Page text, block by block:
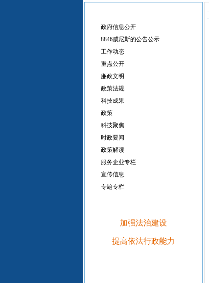
政府信息公开
8846威尼斯的公告公示
工作动态
重点公开
廉政文明
政策法规
科技成果
政策
科技聚焦
时政要闻
政策解读
服务企业专栏
宣传信息
专题专栏
加强法治建设
提高依法行政能力
·